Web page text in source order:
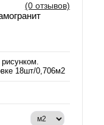
(0 отзывов)
18шт/0,706м2